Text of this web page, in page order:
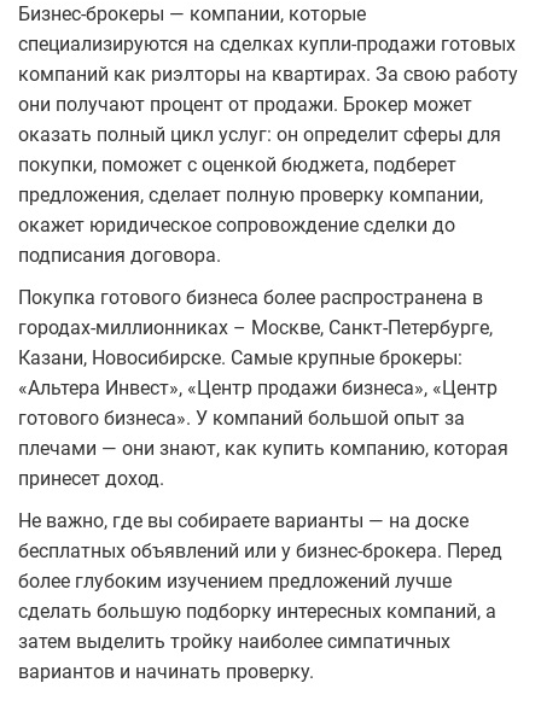
Бизнес-брокеры — компании, которые
специализируются на сделках купли-продажи готовых
компаний как риэлторы на квартирах. За свою работу
они получают процент от продажи. Брокер может
оказать полный цикл услуг: он определит сферы для
покупки, поможет с оценкой бюджета, подберет
предложения, сделает полную проверку компании,
окажет юридическое сопровождение сделки до
подписания договора.
Покупка готового бизнеса более распространена в
городах-миллионниках – Москве, Санкт-Петербурге,
Казани, Новосибирске. Самые крупные брокеры:
«Альтера Инвест», «Центр продажи бизнеса», «Центр
готового бизнеса». У компаний большой опыт за
плечами — они знают, как купить компанию, которая
принесет доход.
Не важно, где вы собираете варианты — на доске
бесплатных объявлений или у бизнес-брокера. Перед
более глубоким изучением предложений лучше
сделать большую подборку интересных компаний, а
затем выделить тройку наиболее симпатичных
вариантов и начинать проверку.